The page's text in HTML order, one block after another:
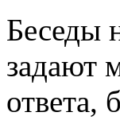
Беседы
задают
ответа,